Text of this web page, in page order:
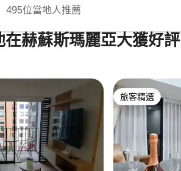
495位當地人推薦
在赫蘇斯瑪麗亞大獲好
旅客精選
旅客精選